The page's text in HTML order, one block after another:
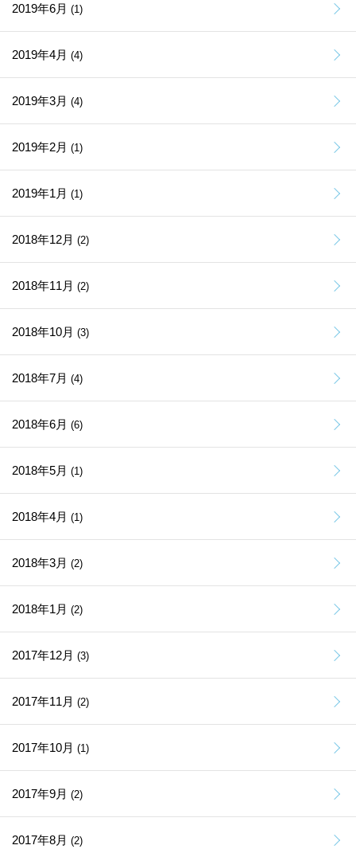
2019年6月 (1)
2019年4月 (4)
2019年3月 (4)
2019年2月 (1)
2019年1月 (1)
2018年12月 (2)
2018年11月 (2)
2018年10月 (3)
2018年7月 (4)
2018年6月 (6)
2018年5月 (1)
2018年4月 (1)
2018年3月 (2)
2018年1月 (2)
2017年12月 (3)
2017年11月 (2)
2017年10月 (1)
2017年9月 (2)
2017年8月 (2)